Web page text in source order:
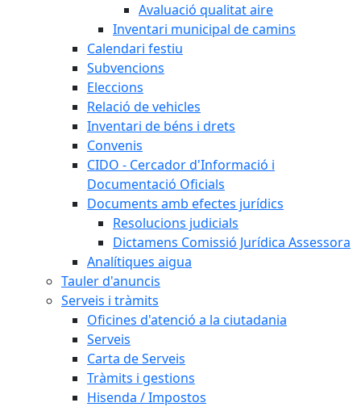
Avaluació qualitat aire
Inventari municipal de camins
Calendari festiu
Subvencions
Eleccions
Relació de vehicles
Inventari de béns i drets
Convenis
CIDO - Cercador d'Informació i
Documentació Oficials
Documents amb efectes jurídics
Resolucions judicials
Dictamens Comissió Jurídica Assessora
Analítiques aigua
Tauler d'anuncis
Serveis i tràmits
Oficines d'atenció a la ciutadania
Serveis
Carta de Serveis
Tràmits i gestions
Hisenda / Impostos